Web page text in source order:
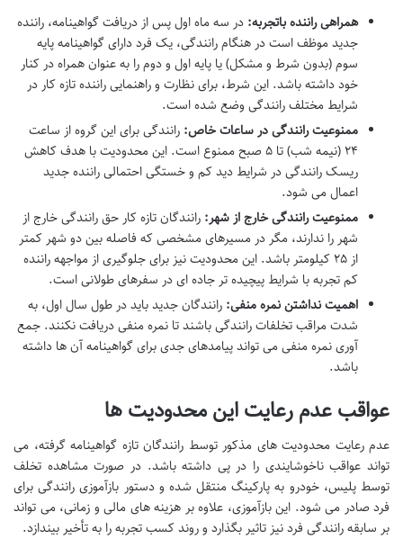
همراهی راننده باتجربه: در سه ماه اول پس از دریافت گواهینامه، راننده
جدید موظف است در هنگام رانندگی، یک فرد دارای گواهینامه پایه
سوم (بدون شرط و مشکل) یا پایه اول و دوم را به عنوان همراه در کنار
خود داشته باشد. این شرط، برای نظارت و راهنمایی راننده تازه کار در
شرایط مختلف رانندگی وضع شده است.
ممنوعیت رانندگی در ساعات خاص: رانندگی برای این گروه از ساعت
۲۴ (نیمه شب) تا ۵ صبح ممنوع است. این محدودیت با هدف کاهش
ریسک رانندگی در شرایط دید کم و خستگی احتمالی راننده جدید
اعمال می شود.
ممنوعیت رانندگی خارج از شهر: رانندگان تازه کار حق رانندگی خارج از
شهر را ندارند، مگر در مسیرهای مشخصی که فاصله بین دو شهر کمتر
از ۲۵ کیلومتر باشد. این محدودیت نیز برای جلوگیری از مواجهه راننده
کم تجربه با شرایط پیچیده تر جاده ای در سفرهای طولانی است.
اهمیت نداشتن نمره منفی: رانندگان جدید باید در طول سال اول، به
شدت مراقب تخلفات رانندگی باشند تا نمره منفی دریافت نکنند. جمع
آوری نمره منفی می تواند پیامدهای جدی برای گواهینامه آن ها داشته
باشد.
عواقب عدم رعایت این محدودیت ها
عدم رعایت محدودیت های مذکور توسط رانندگان تازه گواهینامه گرفته، می
تواند عواقب ناخوشایندی را در پی داشته باشد. در صورت مشاهده تخلف
توسط پلیس، خودرو به پارکینگ منتقل شده و دستور بازآموزی رانندگی برای
فرد صادر می شود. این بازآموزی، علاوه بر هزینه های مالی و زمانی، می تواند
بر سابقه رانندگی فرد نیز تاثیر بگذارد و روند کسب تجربه را به تأخیر بیندازد.